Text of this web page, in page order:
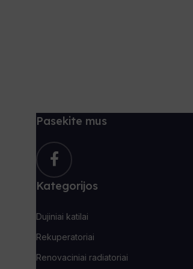
Pasekite mus
Kategorijos
Dujiniai katilai
Rekuperatoriai
Renovaciniai radiatoriai